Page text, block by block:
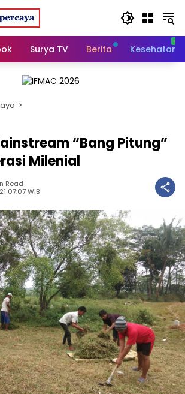
Surya TV Berita Kesehatan
“Bang Pitung”
Milenial
Read
07:07 WIB